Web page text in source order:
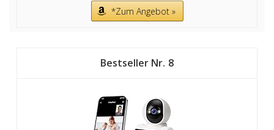
*Zum Angebot »
8